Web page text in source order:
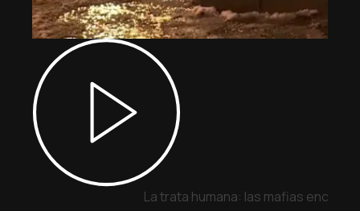
La trata humana: las mafias